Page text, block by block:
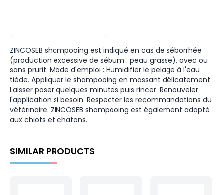
ZINCOSEB shampooing est indiqué en cas de séborrhée
(production excessive de sébum : peau grasse), avec ou
sans prurit. Mode d'emploi : Humidifier le pelage à l'eau
tiède. Appliquer le shampooing en massant délicatement.
Laisser poser quelques minutes puis rincer. Renouveler
l'application si besoin. Respecter les recommandations du
vétérinaire. ZINCOSEB shampooing est également adapté
aux chiots et chatons.
SIMILAR PRODUCTS